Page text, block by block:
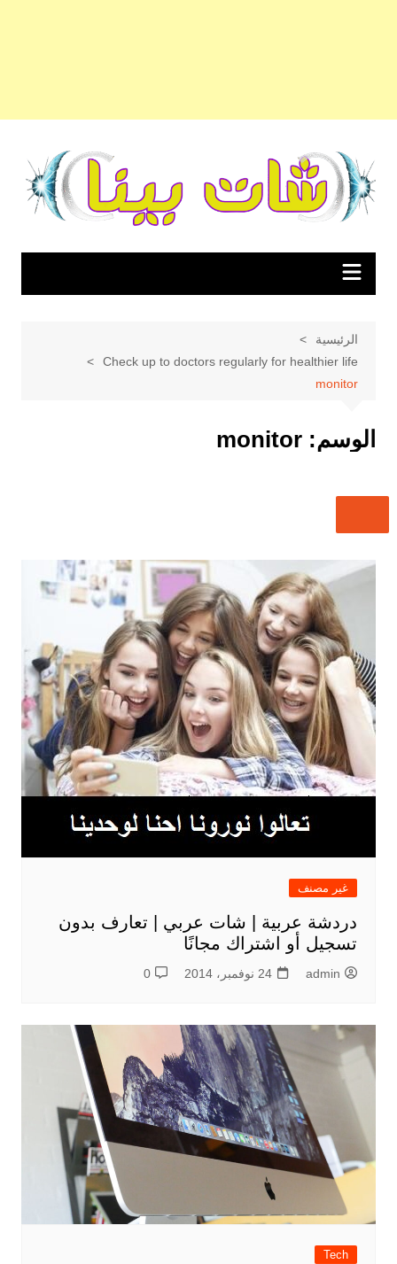
المحتوى
الرئيسية
Check up to doctors regularly for healthier life
monitor
الوسم: monitor
غير مصنف
دردشة عربية | شات عربي | تعارف بدون
تسجيل أو اشتراك مجانًا
admin 24 نوفمبر، 2014 0
Tech